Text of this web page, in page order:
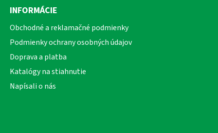
INFORMÁCIE
Obchodné a reklamačné podmienky
Podmienky ochrany osobných údajov
Doprava a platba
Katalógy na stiahnutie
Napísali o nás